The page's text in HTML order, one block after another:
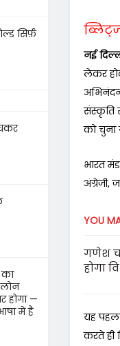
सिर्फ़
होगा —
में है
नई
लेकर
संस्कृति
को चुना
भारत
अंग्रेजी,
YOU
गणेश
होगा
यह
करते ही